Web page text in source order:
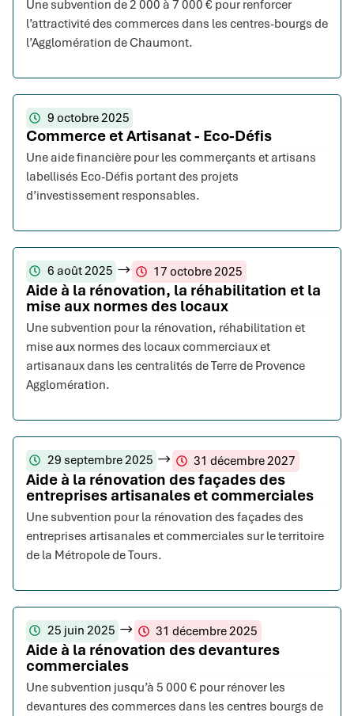
Une subvention de 2 000 à 7 000 € pour renforcer
l’attractivité des commerces dans les centres-bourgs de
l’Agglomération de Chaumont.
9 octobre 2025
Commerce et Artisanat - Eco-Défis
Une aide financière pour les commerçants et artisans
labellisés Eco-Défis portant des projets
d’investissement responsables.
6 août 2025 17 octobre 2025
Aide à la rénovation, la réhabilitation et la
mise aux normes des locaux
Une subvention pour la rénovation, réhabilitation et
mise aux normes des locaux commerciaux et
artisanaux dans les centralités de Terre de Provence
Agglomération.
29 septembre 2025 31 décembre 2027
Aide à la rénovation des façades des
entreprises artisanales et commerciales
Une subvention pour la rénovation des façades des
entreprises artisanales et commerciales sur le territoire
de la Métropole de Tours.
25 juin 2025 31 décembre 2025
Aide à la rénovation des devantures
commerciales
Une subvention jusqu’à 5 000 € pour rénover les
devantures des commerces dans les centres bourgs de